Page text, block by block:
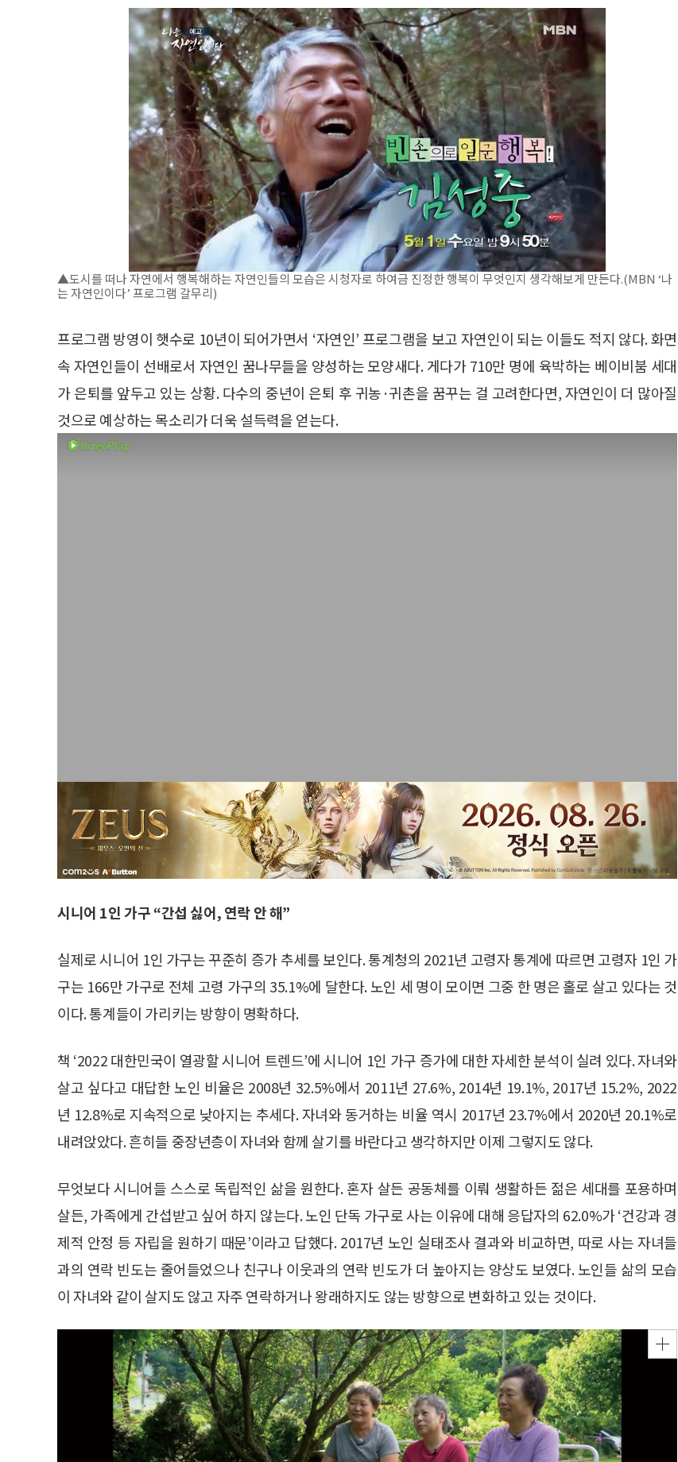
▲도시를 떠나 자연에서 행복해하는 자연인들의 모습은 시청자로 하여금 진정한 행복이 무엇인지 생각해보게 만든다.(MBN ‘나
는 자연인이다’ 프로그램 갈무리)
프로그램 방영이 햇수로 10년이 되어가면서 ‘자연인’ 프로그램을 보고 자연인이 되는 이들도 적지 않다. 화면
속 자연인들이 선배로서 자연인 꿈나무들을 양성하는 모양새다. 게다가 710만 명에 육박하는 베이비붐 세대
가 은퇴를 앞두고 있는 상황. 다수의 중년이 은퇴 후 귀농·귀촌을 꿈꾸는 걸 고려한다면, 자연인이 더 많아질
것으로 예상하는 목소리가 더욱 설득력을 얻는다.
시니어 1인 가구 “간섭 싫어, 연락 안 해”
실제로 시니어 1인 가구는 꾸준히 증가 추세를 보인다. 통계청의 2021년 고령자 통계에 따르면 고령자 1인 가
구는 166만 가구로 전체 고령 가구의 35.1%에 달한다. 노인 세 명이 모이면 그중 한 명은 홀로 살고 있다는 것
이다. 통계들이 가리키는 방향이 명확하다.
책 ‘2022 대한민국이 열광할 시니어 트렌드’에 시니어 1인 가구 증가에 대한 자세한 분석이 실려 있다. 자녀와
살고 싶다고 대답한 노인 비율은 2008년 32.5%에서 2011년 27.6%, 2014년 19.1%, 2017년 15.2%, 2022
년 12.8%로 지속적으로 낮아지는 추세다. 자녀와 동거하는 비율 역시 2017년 23.7%에서 2020년 20.1%로
내려앉았다. 흔히들 중장년층이 자녀와 함께 살기를 바란다고 생각하지만 이제 그렇지도 않다.
무엇보다 시니어들 스스로 독립적인 삶을 원한다. 혼자 살든 공동체를 이뤄 생활하든 젊은 세대를 포용하며
살든, 가족에게 간섭받고 싶어 하지 않는다. 노인 단독 가구로 사는 이유에 대해 응답자의 62.0%가 ‘건강과 경
제적 안정 등 자립을 원하기 때문’이라고 답했다. 2017년 노인 실태조사 결과와 비교하면, 따로 사는 자녀들
과의 연락 빈도는 줄어들었으나 친구나 이웃과의 연락 빈도가 더 높아지는 양상도 보였다. 노인들 삶의 모습
이 자녀와 같이 살지도 않고 자주 연락하거나 왕래하지도 않는 방향으로 변화하고 있는 것이다.